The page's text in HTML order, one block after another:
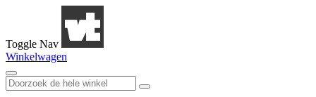
Toggle Nav
Winkelwagen